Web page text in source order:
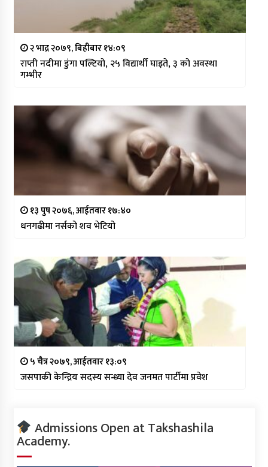
२ भाद्र २०७९, बिहीबार १४:०९
राप्ती नदीमा डुंगा पल्टियो, २५ विद्यार्थी घाइते, ३ को अवस्था
गम्भीर
१३ पुष २०७६, आईतवार १७:४०
धनगढीमा नर्सको शव भेटियो
५ चैत्र २०७९, आईतवार १३:०९
जसपाकी केन्द्रिय सदस्य सन्ध्या देव जनमत पार्टीमा प्रवेश
Admissions Open at Takshashila
Academy.